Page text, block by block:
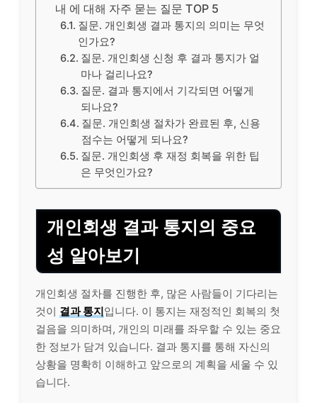
내 에 대해 자주 묻는 질문 TOP 5
질문. 개인회생 결과 통지의 의미는 무엇
인가요?
질문. 개인회생 신청 후 결과 통지가 얼
마나 걸리나요?
질문. 결과 통지에서 기각되면 어떻게
되나요?
질문. 개인회생 절차가 완료된 후, 신용
점수는 어떻게 되나요?
질문. 개인회생 후 재정 회복을 위한 팁
은 무엇인가요?
개인회생 결과 통지의 중요
성 알아보기
개인회생 절차를 진행한 후, 많은 사람들이 기다리는
것이 결과 통지입니다. 이 통지는 재정적인 회복의 첫
걸음을 의미하며, 개인의 미래를 좌우할 수 있는 중요
한 정보가 담겨 있습니다. 결과 통지를 통해 자신의
상황을 명확히 이해하고 앞으로의 계획을 세울 수 있
습니다.